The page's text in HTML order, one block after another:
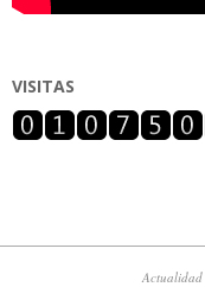
VISITAS
Actualidad